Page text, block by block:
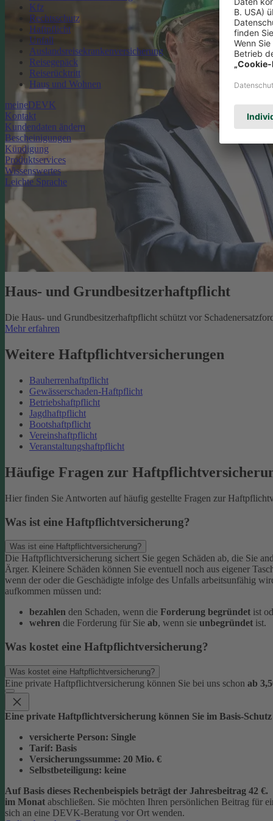
Kfz
Rechtsschutz
Haftpflicht
Unfall
Auslandsreisekrankenversicherung
Reisegepäck
Reiserücktritt
Haus und Wohnen
meineDEVK
Kontakt
Kundendaten ändern
Bescheinigungen
Kündigung
Produktservices
Wissenswertes
Leichte Sprache
Haus- und Grundbesitzerhaftpflicht
Die Haus- und Grundbesitzerhaftpflicht schützt vor
Mehr erfahren
Weitere Haftpflichtversicherungen
Bauherrenhaftpflicht
Gewässerschaden-Haftpflicht
Betriebshaftpflicht
Jagdhaftpflicht
Bootshaftpflicht
Vereinshaftpflicht
Veranstaltungshaftpflicht
Häufige Fragen zur
Hier finden Sie Antworten auf häufig gestellte Fragen zur
Was ist eine Haftpflichtversicherung?
Was ist eine Haftpflichtversicherung?
Die Haftpflichtversicherung sichert Sie gegen Schäden ab, die Sie
Ärger. Kleinere Schäden können Sie eventuell noch aus eigener
wenn der oder die Geschädigte infolge des Unfalls arbeitsunfähig
aufkommen müssen und:
bezahlen den Schaden, wenn die Forderung begründet ist
wehren die Forderung für Sie ab, wenn sie unbegründet ist.
Was kostet eine Haftpflichtversicherung?
Was kostet eine Haftpflichtversicherung?
Eine private Haftpflichtversicherung können Sie bei uns schon ab
Eine private Haftpflichtversicherung können Sie im Basis-Schutz
versicherte Person: Single
Tarif: Basis
Versicherungssumme: 20 Mio. €
Selbstbeteiligung: keine
Auf Basis dieses Rechenbeispiels beträgt der Jahresbeitrag 42 €.
im Monat abschließen. Sie möchten Ihren persönlichen Beitrag für
sich an eine DEVK-Beratung vor Ort wenden.